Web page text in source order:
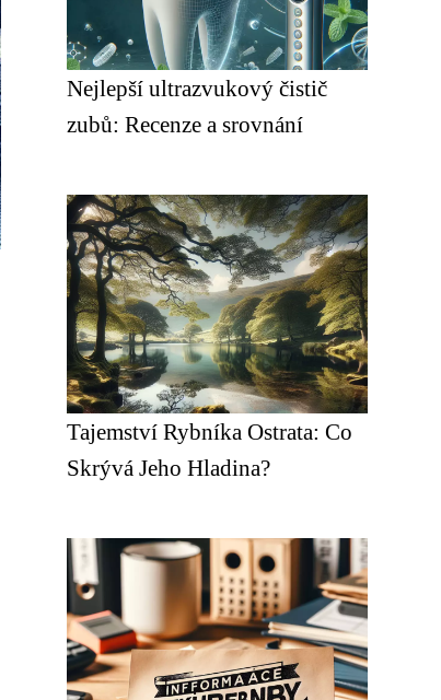
Nejlepší ultrazvukový čistič
zubů: Recenze a srovnání
Tajemství Rybníka Ostrata: Co
Skrývá Jeho Hladina?